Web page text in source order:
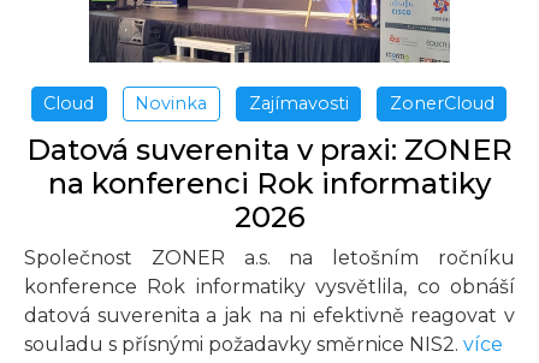
Cloud Novinka Zajímavosti ZonerCloud
Datová suverenita v praxi: ZONER
na konferenci Rok informatiky
2026
Společnost ZONER a.s. na letošním ročníku
konference Rok informatiky vysvětlila, co obnáší
datová suverenita a jak na ni efektivně reagovat v
souladu s přísnými požadavky směrnice NIS2. více